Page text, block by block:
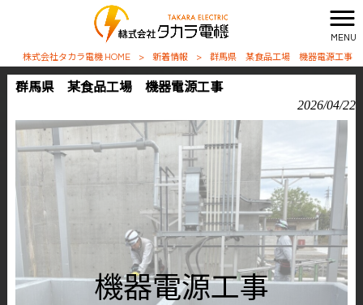
MENU
株式会社タカラ電機 HOME > 新着情報 > 群馬県 某食品工場 機器電源工事
群馬県 某食品工場 機器電源工事
2026/04/22
機器電源工事